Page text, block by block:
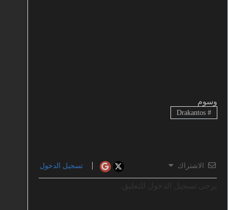
وسوم
#
Drakantos
الاشتراك تسجيل الدخول